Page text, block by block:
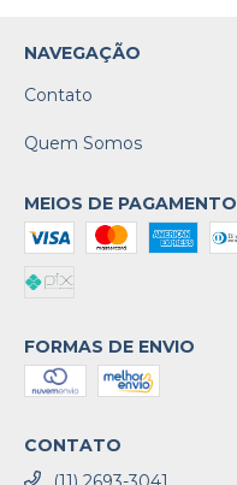
NAVEGAÇÃO
Contato
Quem Somos
MEIOS DE PAGAMENTO
FORMAS DE ENVIO
CONTATO